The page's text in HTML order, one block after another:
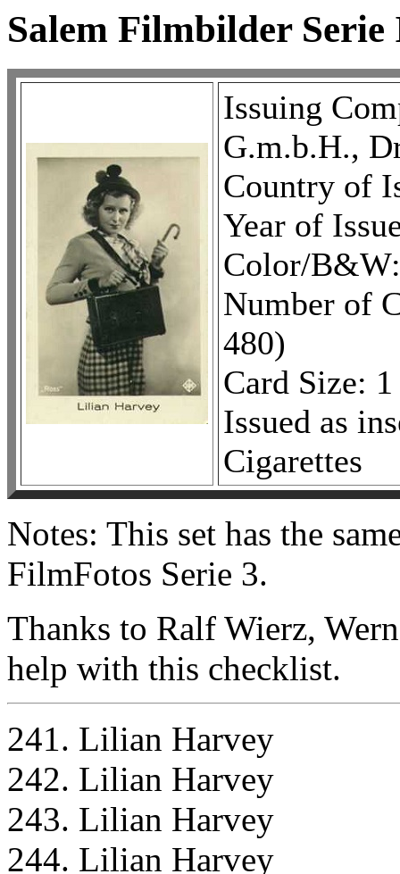
Salem Filmbilder
Issuing
G.m.b.H.,
Country of
Year of
Color/
Number of
480)
Card Size:
Issued as
Cigarettes
Notes: This set has the
FilmFotos Serie 3.
Thanks to Ralf Wierz,
help with this checklist.
241. Lilian Harvey
242. Lilian Harvey
243. Lilian Harvey
244. Lilian Harvey